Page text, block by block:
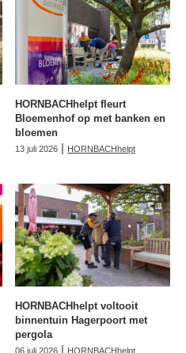
HORNBACHhelpt fleurt
Bloemenhof op met banken en
bloemen
13 juli 2026 | HORNBACHhelpt
HORNBACHhelpt voltooit
binnentuin Hagerpoort met
pergola
06 juli 2026 | HORNBACHhelpt